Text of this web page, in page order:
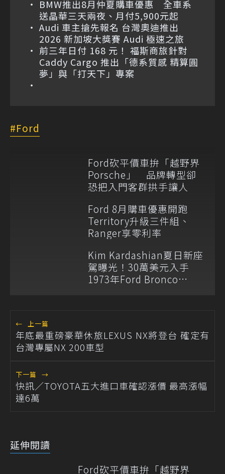
BMW推出8月仲夏購車優惠 全車系
送晶華三天兩夜、月付5,900元起
Audi 車主搶先報名 台灣奧迪推出
2026 新加坡大獎賽 Audi 極速之旅
前三年日付 168 元！ 福斯商旅針對
Caddy Cargo 推出「德系質感 精算圓
夢」與「打天下」專案
Ford
Ford砍平價車拚「越野界
Porsche」 品牌轉型卻
恐把入門客群拱手讓人
Ford 8月購車優惠開跑
Territory升級三件組、
Ranger享零利率
Kim Kardashian夏日新座
駕曝光！30萬美元入手
1973年Ford Bronco
← 上一篇
年底最重磅豪華休旅LEXUS NX將登台 確定有
台灣專屬NX 200車型
下一篇 →
快訊／TOYOTA五大進口車確認漲價 最高漲幅
達6萬
延伸閱讀
Ford砍平價車拚「越野界